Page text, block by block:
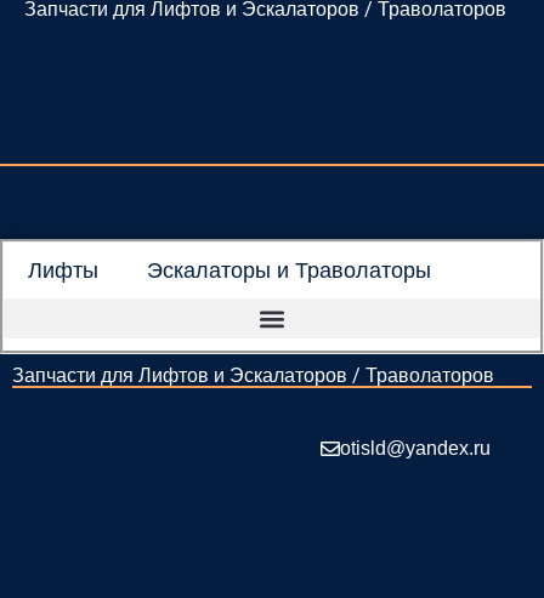
Перейти
Запчасти для Лифтов и Эскалаторов / Траволаторов
Лифты Эскалаторы и Траволаторы
Запчасти для Лифтов и Эскалаторов / Траволаторов
otisld@yandex.ru